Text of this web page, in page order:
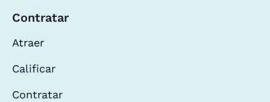
Contratar
Atraer
Calificar
Contratar